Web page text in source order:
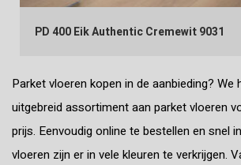
PD 400 Eik Authentic Cremewit 9031
Parket vloeren kopen in de aanbieding? We
uitgebreid assortiment aan parket vloeren
prijs. Eenvoudig online te bestellen en snel
vloeren zijn er in vele kleuren te verkrijgen.